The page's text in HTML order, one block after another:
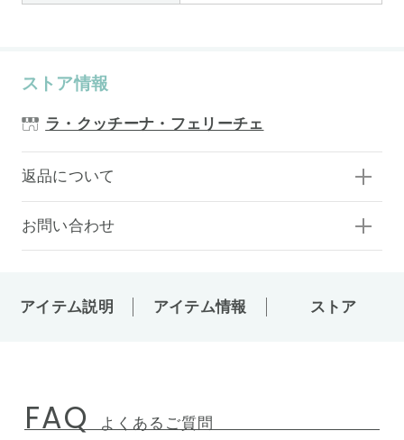
ストア情報
ラ・クッチーナ・フェリーチェ
返品について
お問い合わせ
アイテム説明 アイテム情報 ストア
FAQ よくあるご質問